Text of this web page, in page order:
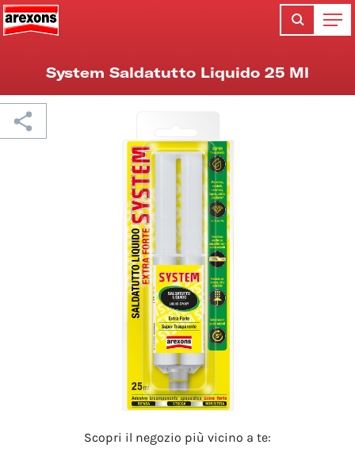
System Saldatutto Liquido 25 Ml
Scopri il negozio più vicino a te: